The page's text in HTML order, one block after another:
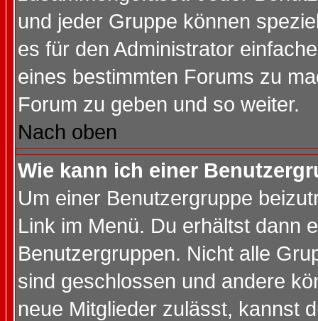
und jeder Gruppe können
es für den Administrator
eines bestimmten Forums zu
Forum zu geben und so weiter.
Nach oben
Wie kann ich einer
Um einer Benutzergruppe
Link im Menü. Du erhältst dann
Benutzergruppen. Nicht alle
sind geschlossen und andere
neue Mitglieder zulässt, kannst